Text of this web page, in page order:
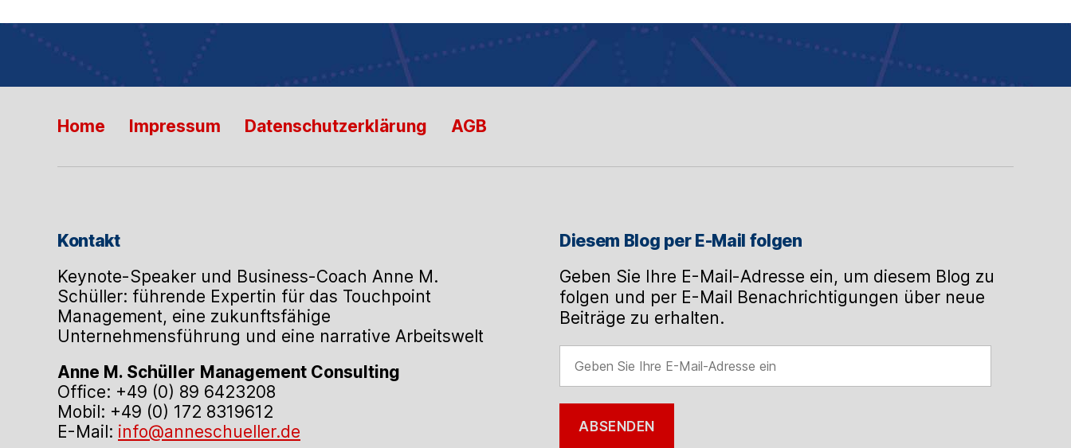
Home Impressum Datenschutzerklärung AGB
Kontakt
Keynote-Speaker und Business-Coach Anne M.
Schüller: führende Expertin für das Touchpoint
Management, eine zukunftsfähige
Unternehmensführung und eine narrative Arbeitswelt
Anne M. Schüller Management Consulting
Office: +49 (0) 89 6423208
Mobil: +49 (0) 172 8319612
E-Mail: info@anneschueller.de
Diesem Blog per E-Mail folgen
Geben Sie Ihre E-Mail-Adresse ein, um diesem Blog zu
folgen und per E-Mail Benachrichtigungen über neue
Beiträge zu erhalten.
ABSENDEN